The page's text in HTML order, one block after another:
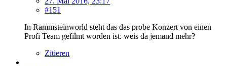
#151
In Rammsteinworld steht das das probe Konzert von einen
Profi Team gefilmt worden ist. weis da jemand mehr?
Zitieren